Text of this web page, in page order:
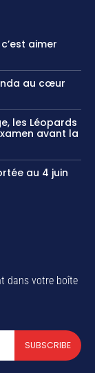
aimer
au cœur
les Léopards
avant la
au 4 juin
dans votre boîte
SUBSCRIBE